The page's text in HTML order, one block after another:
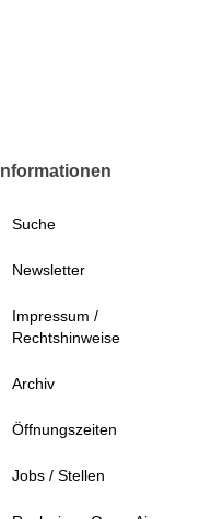
Informationen
Suche
Newsletter
Impressum /
Rechtshinweise
Archiv
Öffnungszeiten
Jobs / Stellen